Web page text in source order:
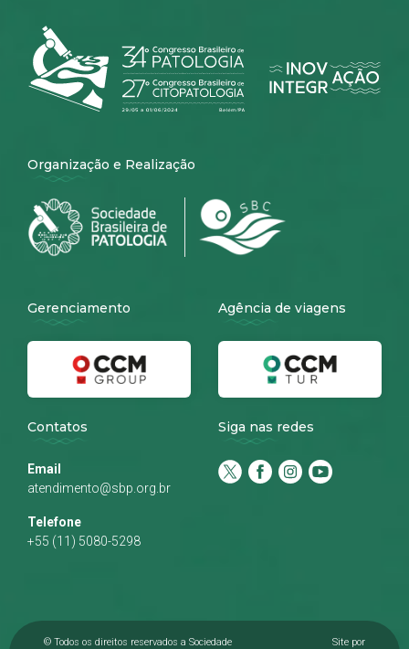
Organização e Realização
Gerenciamento Agência de viagens
Contatos
Email
atendimento@sbp.org.br
Telefone
+55 (11) 5080-5298
Siga nas redes
© Todos os direitos reservados a Sociedade Site por